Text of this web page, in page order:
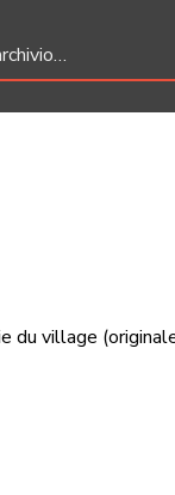
du village